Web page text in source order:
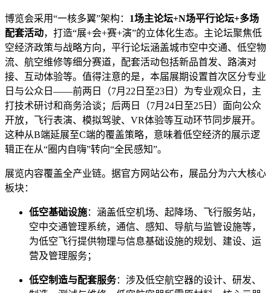
博览会采用“一核多翼”架构： 1场主论坛+N场平行论坛+多场
配套活动，打造“展+会+赛+演”的立体化生态。主论坛聚焦低
空经济政策与战略方向，平行论坛涵盖城市空中交通、低空物
流、航空维修等细分赛道，配套活动包括新品首发、路演对
接、互动体验等。值得注意的是，本届展期设置首次区分专业
日与公众日——前两日（7月22日至23日）为专业观众日，主
打技术研讨和商务洽谈；后两日（7月24日至25日）面向公众
开放，飞行表演、模拟驾驶、VR体验等互动环节同步展开。
这种从B端延展至C端的覆盖策略，意味着低空经济的展示逻
辑正在从“圈内自嗨”转向“全民感知”。
展览内容覆盖全产业链。据官方网站公布，展品分为六大核心
板块：
低空基础设施：涵盖低空机场、起降场、飞行服务站，
空中交通管理系统，通信、感知、导航与监管设施等，
为低空飞行提供物理与信息基础设施的规划、建设、运
营及管理服务；
低空制造与配套服务：涉及低空航空器的设计、研发、